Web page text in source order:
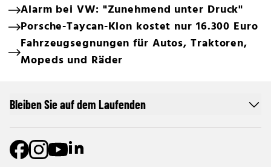
Alarm bei VW: "Zunehmend unter Druck"
Porsche-Taycan-Klon kostet nur 16.300 Euro
Fahrzeugsegnungen für Autos, Traktoren,
Mopeds und Räder
Bleiben Sie auf dem Laufenden